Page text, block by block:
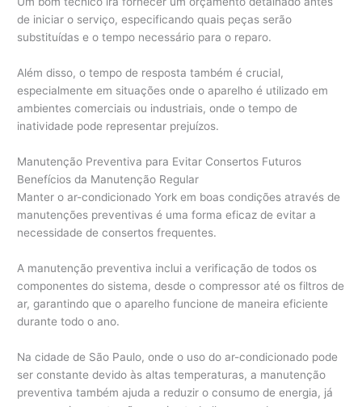
de iniciar o serviço, especificando quais peças serão
substituídas e o tempo necessário para o reparo.
Além disso, o tempo de resposta também é crucial,
especialmente em situações onde o aparelho é utilizado em
ambientes comerciais ou industriais, onde o tempo de
inatividade pode representar prejuízos.
Manutenção Preventiva para Evitar Consertos Futuros
Benefícios da Manutenção Regular
Manter o ar-condicionado York em boas condições através de
manutenções preventivas é uma forma eficaz de evitar a
necessidade de consertos frequentes.
A manutenção preventiva inclui a verificação de todos os
componentes do sistema, desde o compressor até os filtros de
ar, garantindo que o aparelho funcione de maneira eficiente
durante todo o ano.
Na cidade de São Paulo, onde o uso do ar-condicionado pode
ser constante devido às altas temperaturas, a manutenção
preventiva também ajuda a reduzir o consumo de energia, já